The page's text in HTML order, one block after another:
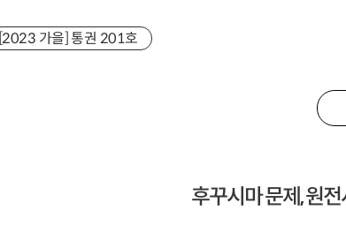
[2023 가을] 통권 201호
후꾸시마 문제, 원